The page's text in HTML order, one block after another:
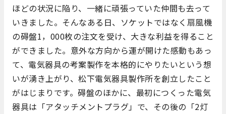
ほどの状況に陥り、一緒に頑張っていた仲間も去って
いきました。そんなある日、ソケットではなく扇風機
の碍盤1，000枚の注文を受け、大きな利益を得ること
ができました。意外な方向から運が開けた感動もあっ
て、電気器具の考案製作を本格的にやりたいという想
いが湧き上がり、松下電気器具製作所を創立したこと
がはじまりです。碍盤のほかに、最初につくった電気
器具は「アタッチメントプラグ」で、その後の「2灯